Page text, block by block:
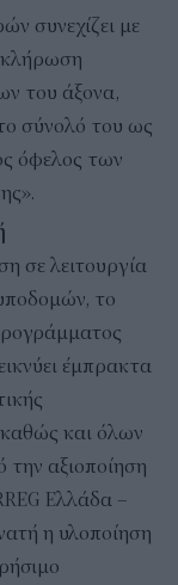
συνεχίζει με
του άξονα,
σύνολό του ως
όφελος των
σε λειτουργία
το
έμπρακτα
και όλων
αξιοποίηση
Ελλάδα –
η υλοποίηση